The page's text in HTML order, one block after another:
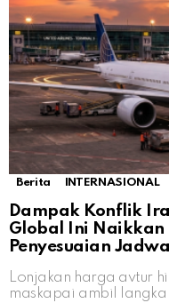
Berita INTERNASIONAL
Dampak Konflik
Global Ini Naikkan
Penyesuaian
Lonjakan harga avtur
maskapai ambil